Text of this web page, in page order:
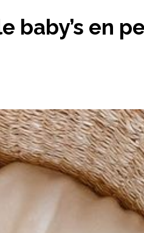
baby’s en